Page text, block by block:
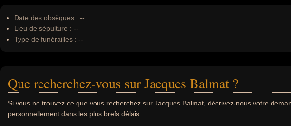
Date des obsèques : --
Lieu de sépulture : --
Type de funérailles : --
Que recherchez-vous sur Jacques Balmat ?
Si vous ne trouvez ce que vous recherchez sur Jacques Balmat, décrivez-nous votre
personnellement dans les plus brefs délais.